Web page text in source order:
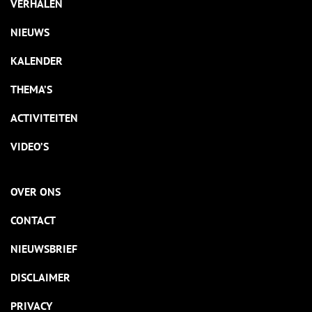
VERHALEN
NIEUWS
KALENDER
THEMA’S
ACTIVITEITEN
VIDEO’S
OVER ONS
CONTACT
NIEUWSBRIEF
DISCLAIMER
PRIVACY